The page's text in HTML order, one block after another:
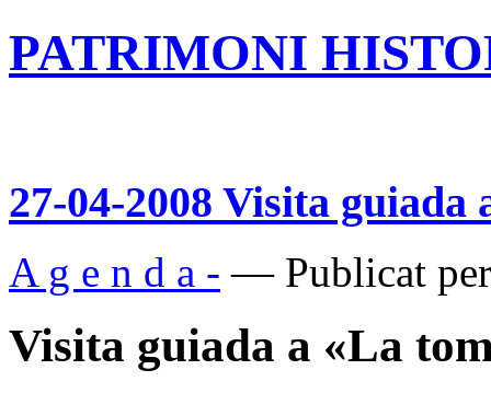
PATRIMONI
27-04-2008 Visita
A g e n d a - — Publicat
Visita guiada a «La